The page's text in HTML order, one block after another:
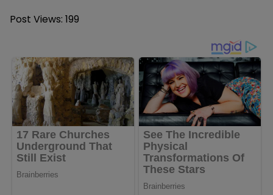
Post Views: 199